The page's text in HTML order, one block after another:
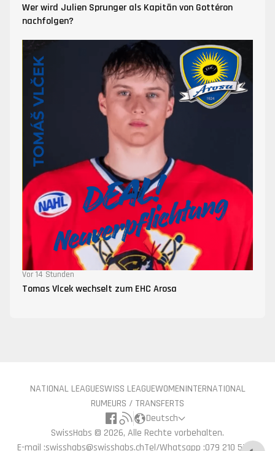
Wer wird Julien Sprunger als Kapitän von Gottéron
nachfolgen?
Vor 14 Stunden
Tomas Vlcek wechselt zum EHC Arosa
NATIONAL LEAGUESWISS LEAGUEWOMENINTERNATIONAL
RUMEURS / TRANSFERTS
Deutsch
SwissHabs © 2026, Alle Rechte vorbehalten.
E-mail :swisshabs@swisshabs.chTel/Whatsapp :079 210 57 71